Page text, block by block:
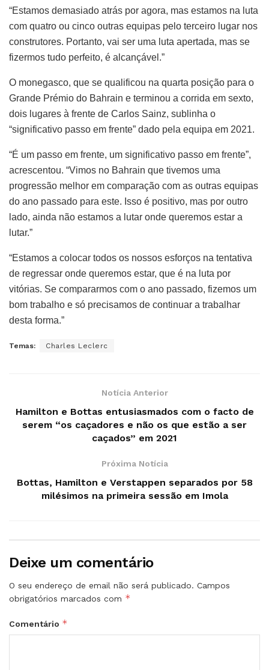
“Estamos demasiado atrás por agora, mas estamos na luta
com quatro ou cinco outras equipas pelo terceiro lugar nos
construtores. Portanto, vai ser uma luta apertada, mas se
fizermos tudo perfeito, é alcançável.”
O monegasco, que se qualificou na quarta posição para o
Grande Prémio do Bahrain e terminou a corrida em sexto,
dois lugares à frente de Carlos Sainz, sublinha o
“significativo passo em frente” dado pela equipa em 2021.
“É um passo em frente, um significativo passo em frente”,
acrescentou. “Vimos no Bahrain que tivemos uma
progressão melhor em comparação com as outras equipas
do ano passado para este. Isso é positivo, mas por outro
lado, ainda não estamos a lutar onde queremos estar a
lutar.”
“Estamos a colocar todos os nossos esforços na tentativa
de regressar onde queremos estar, que é na luta por
vitórias. Se compararmos com o ano passado, fizemos um
bom trabalho e só precisamos de continuar a trabalhar
desta forma.”
Temas: Charles Leclerc
Notícia Anterior
Hamilton e Bottas entusiasmados com o facto de
serem “os caçadores e não os que estão a ser
caçados” em 2021
Próxima Notícia
Bottas, Hamilton e Verstappen separados por 58
milésimos na primeira sessão em Imola
Deixe um comentário
O seu endereço de email não será publicado. Campos
obrigatórios marcados com *
Comentário *